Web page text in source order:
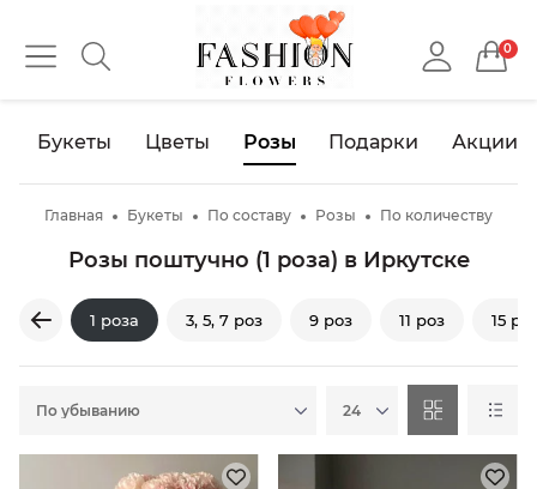
0
Букеты Цветы Розы Подарки Акции
Главная Букеты По составу Розы По количеству
Розы поштучно (1 роза) в Иркутске
1 роза 3, 5, 7 роз 9 роз 11 роз 15